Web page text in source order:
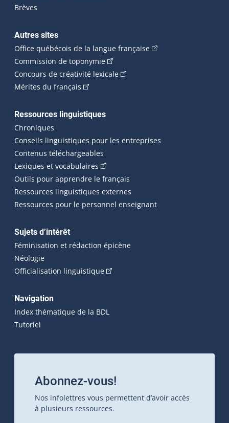
Brèves
Autres sites
Office québécois de la langue française(Cet hyperlien
Commission de toponymie(Cet hyperlien externe s'ouvrira
Concours de créativité lexicale(Cet hyperlien externe
Mérites du français (Cet hyperlien externe s'ouvrira dans une
Ressources linguistiques
Chroniques
Conseils linguistiques pour les entreprises
Contenus téléchargeables
Lexiques et vocabulaires (Cet hyperlien externe s'ouvrira
Outils pour apprendre le français
Ressources linguistiques externes
Ressources pour le personnel enseignant
Sujets d’intérêt
Féminisation et rédaction épicène
Néologie
Officialisation linguistique(Cet hyperlien externe s'ouvrira
Navigation
Index thématique de la BDL
Tutoriel
Abonnez-vous!
Nos infolettres vous permettent d’avoir accès
à plusieurs ressources.